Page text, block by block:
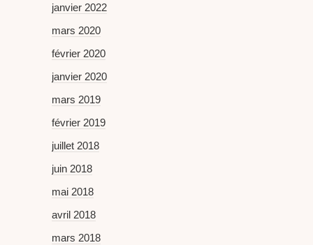
janvier 2022
mars 2020
février 2020
janvier 2020
mars 2019
février 2019
juillet 2018
juin 2018
mai 2018
avril 2018
mars 2018